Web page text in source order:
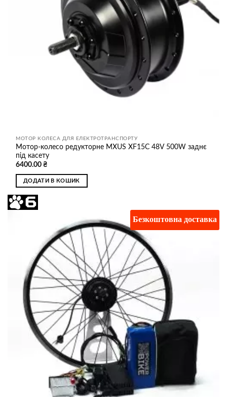
МОТОР КОЛЕСА ДЛЯ ЕЛЕКТРОТРАНСПОРТУ
Мотор-колесо редукторне MXUS XF15C 48V 500W заднє
під касету
6400.00₴
ДОДАТИ В КОШИК
Безкоштовна доставка